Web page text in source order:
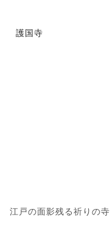
護国寺
江戸の面影残る祈りの寺